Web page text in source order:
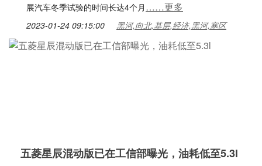
展汽车冬季试验的时间长达4个月 ……更多
2023-01-24 09:15:00 黑河,向北,基层,经济,黑河,寒区
五菱星辰混动版已在工信部曝光，油耗低至5.3l